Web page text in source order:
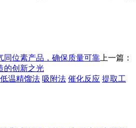
同位素产品，确保质量可靠 上一篇：
的创新之光
低温精馏法 吸附法 催化反应 提取工